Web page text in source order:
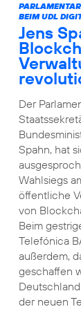
BEIM UDL
Jens
Der
Spahn, hat
Wahlsiegs
öffentliche
von
Beim
Telefónica
außerdem,
geschaffen
der neuen